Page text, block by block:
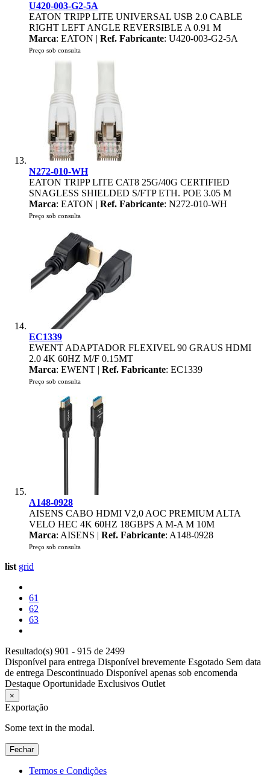
U420-003-G2-5A
EATON TRIPP LITE UNIVERSAL USB 2.0 CABLE
RIGHT LEFT ANGLE REVERSIBLE A 0.91 M
Marca: EATON | Ref. Fabricante: U420-003-G2-5A
Preço sob consulta
N272-010-WH
EATON TRIPP LITE CAT8 25G/40G CERTIFIED
SNAGLESS SHIELDED S/FTP ETH. POE 3.05 M
Marca: EATON | Ref. Fabricante: N272-010-WH
Preço sob consulta
EC1339
EWENT ADAPTADOR FLEXIVEL 90 GRAUS HDMI
2.0 4K 60HZ M/F 0.15MT
Marca: EWENT | Ref. Fabricante: EC1339
Preço sob consulta
A148-0928
AISENS CABO HDMI V2,0 AOC PREMIUM ALTA
VELO HEC 4K 60HZ 18GBPS A M-A M 10M
Marca: AISENS | Ref. Fabricante: A148-0928
Preço sob consulta
list grid
61
62
63
Resultado(s) 901 - 915 de 2499
Disponível para entrega Disponível brevemente Esgotado Sem data
de entrega Descontinuado Disponível apenas sob encomenda
Destaque Oportunidade Exclusivos Outlet
×
Exportação
Some text in the modal.
Fechar
Termos e Condições